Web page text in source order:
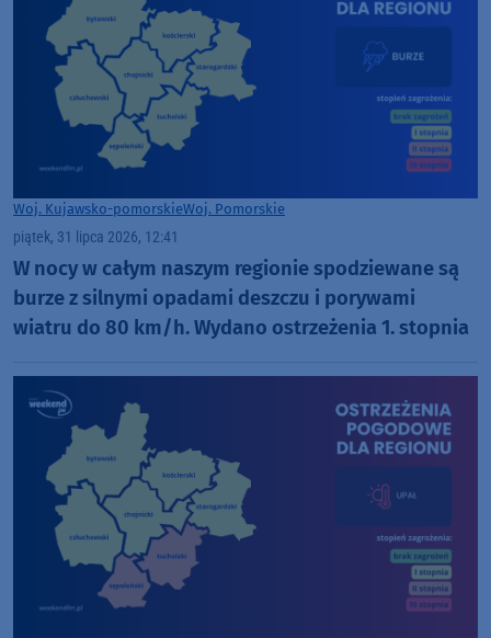
Woj. Kujawsko-pomorskieWoj. Pomorskie
piątek, 31 lipca 2026, 12:41
W nocy w całym naszym regionie spodziewane są
burze z silnymi opadami deszczu i porywami
wiatru do 80 km/h. Wydano ostrzeżenia 1. stopnia